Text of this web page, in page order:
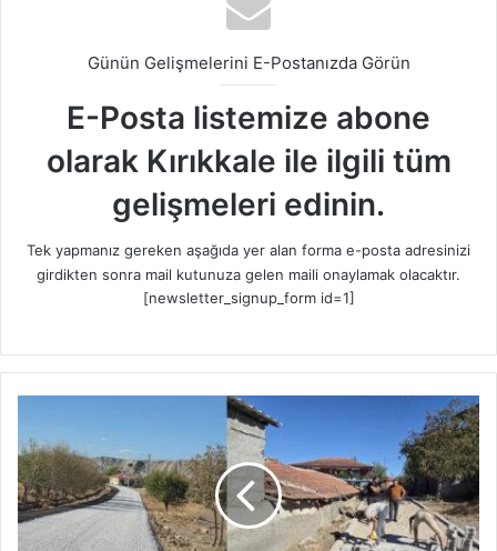
Günün Gelişmelerini E-Postanızda Görün
E-Posta listemize abone
olarak Kırıkkale ile ilgili tüm
gelişmeleri edinin.
Tek yapmanız gereken aşağıda yer alan forma e-posta adresinizi
girdikten sonra mail kutunuza gelen maili onaylamak olacaktır.
[newsletter_signup_form id=1]
r
ı
k
k
a